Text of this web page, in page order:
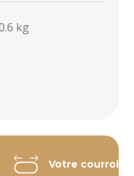
kg
Votre courroie